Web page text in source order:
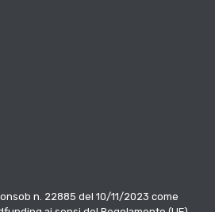
n. 22885 del 10/11/2023 come